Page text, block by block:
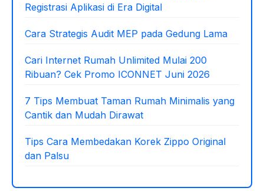
Registrasi Aplikasi di Era Digital
Cara Strategis Audit MEP pada Gedung Lama
Cari Internet Rumah Unlimited Mulai 200
Ribuan? Cek Promo ICONNET Juni 2026
7 Tips Membuat Taman Rumah Minimalis yang
Cantik dan Mudah Dirawat
Tips Cara Membedakan Korek Zippo Original
dan Palsu